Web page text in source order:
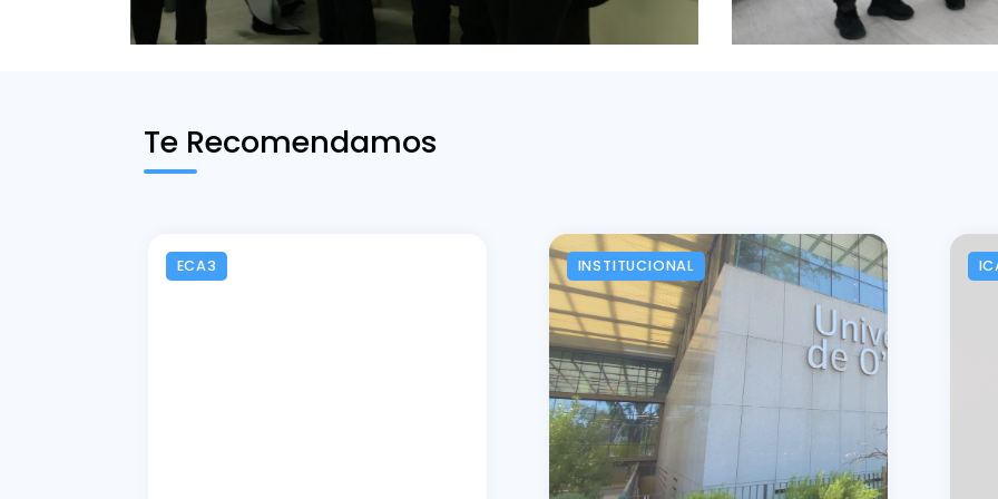
Te Recomendamos
ECA3 INSTITUCIONAL